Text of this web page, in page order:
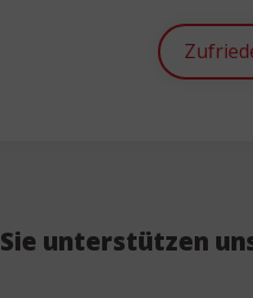
Sie unterstützen